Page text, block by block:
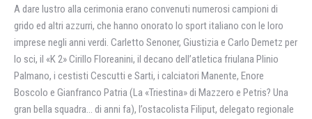
A dare lustro alla cerimonia erano convenuti numerosi campioni di
grido ed altri azzurri, che hanno onorato lo sport italiano con le loro
imprese negli anni verdi. Carletto Senoner, Giustizia e Carlo Demetz per
lo sci, il «K 2» Cirillo Floreanini, iI decano dell’atletica friulana Plinio
Palmano, i cestisti Cescutti e Sarti, i calciatori Manente, Enore
Boscolo e Gianfranco Patria (La «Triestina» di Mazzero e Petris? Una
gran bella squadra… di anni fa), l’ostacolista Filiput, delegato regionale